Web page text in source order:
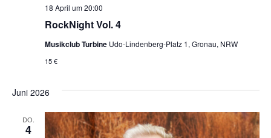
RockNight Vol. 4
18 April um 20:00
Musikclub Turbine Udo-Lindenberg-Platz 1, Gronau, NRW
15 €
Juni 2026
DO.
4